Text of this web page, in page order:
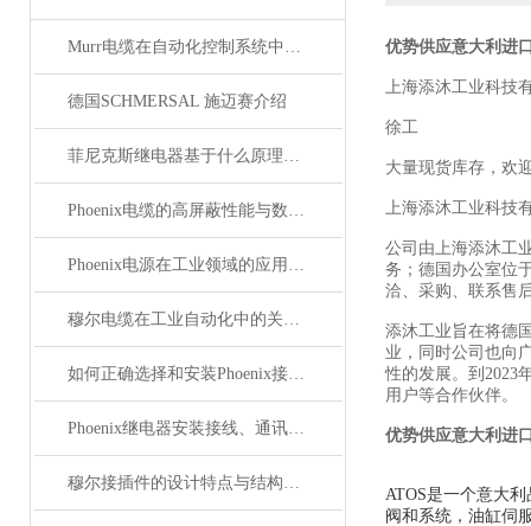
Murr电缆在自动化控制系统中的应用
德国SCHMERSAL 施迈赛介绍
菲尼克斯继电器基于什么原理工作？
Phoenix电缆的高屏蔽性能与数据传输优势
Phoenix电源在工业领域的应用与优势
穆尔电缆在工业自动化中的关键角色
如何正确选择和安装Phoenix接插件以确保其性能？
Phoenix继电器安装接线、通讯集成与故障诊断指南
穆尔接插件的设计特点与结构优化
优势供应意大利进
上海添沐工业科技
徐工
大量现货库存，欢
上海添沐工业科技
公司由上海添沐工
务；德国办公室位
洽、采购、联系售
添沐工业旨在将德
业，同时公司也向
性的发展。到2023
用户等合作伙伴。
优势供应意大利进
ATOS是一个意大
阀和系统，油缸伺